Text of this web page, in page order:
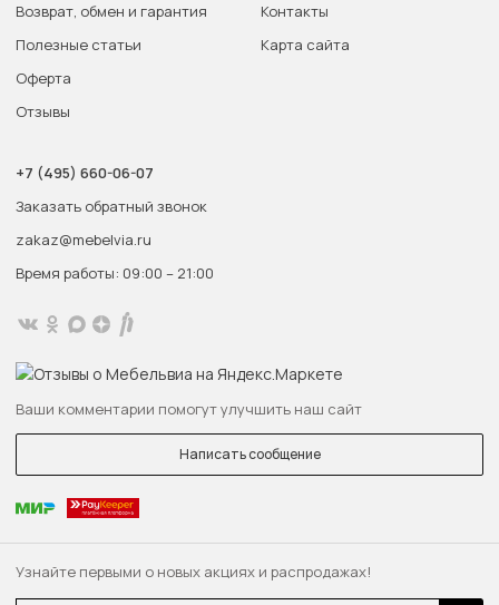
Узнайте первыми о новых акциях и распродажах!
Возврат, обмен и гарантия
Полезные статьи
Оферта
Отзывы
Контакты
Карта сайта
+7 (495) 660-06-07
Заказать обратный звонок
zakaz@mebelvia.ru
Время работы: 09:00 – 21:00
Ваши комментарии помогут улучшить наш сайт
Написать сообщение